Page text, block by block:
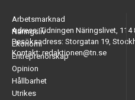
Adress: Tidningen Näringslivet, 114
Besöksadress: Storgatan 19,
Kontakt: redaktionen@tn.se
Arbetsmarknad
Näringsliv
Ekonomi
Entreprenörskap
Opinion
Hållbarhet
Utrikes